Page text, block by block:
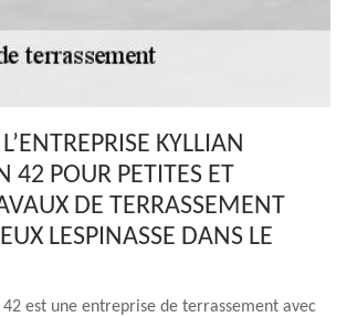
KYLLIAN
42 POUR PETITES ET
DE TERRASSEMENT
LESPINASSE DANS LE
est une entreprise de terrassement avec